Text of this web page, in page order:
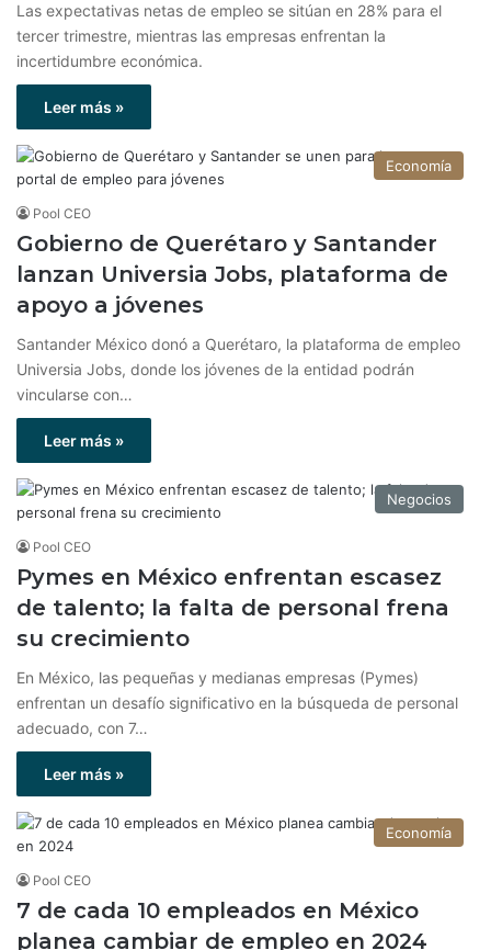
Las expectativas netas de empleo se sitúan en 28% para el
tercer trimestre, mientras las empresas enfrentan la
incertidumbre económica.
Leer más »
Economía
Pool CEO
Gobierno de Querétaro y Santander
lanzan Universia Jobs, plataforma de
apoyo a jóvenes
Santander México donó a Querétaro, la plataforma de empleo
Universia Jobs, donde los jóvenes de la entidad podrán
vincularse con…
Leer más »
Negocios
Pool CEO
Pymes en México enfrentan escasez
de talento; la falta de personal frena
su crecimiento
En México, las pequeñas y medianas empresas (Pymes)
enfrentan un desafío significativo en la búsqueda de personal
adecuado, con 7…
Leer más »
Economía
Pool CEO
7 de cada 10 empleados en México
planea cambiar de empleo en 2024